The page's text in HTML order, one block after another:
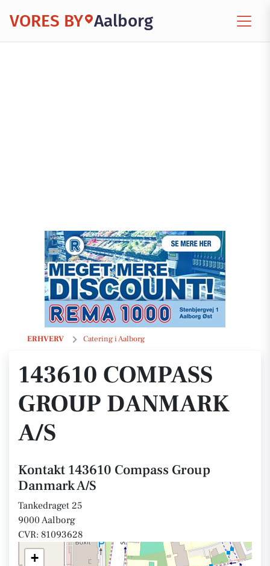
VORES BY Aalborg
ERHVERV Catering i Aalborg
143610 Compass Group Danmark A/S
143610 COMPASS
GROUP DANMARK
A/S
Kontakt 143610 Compass Group
Danmark A/S
Tankedraget 25
9000 Aalborg
CVR: 81093628
+